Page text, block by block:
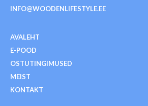
INFO@WOODENLIFESTYLE.EE
AVALEHT
E-POOD
OSTUTINGIMUSED
MEIST
KONTAKT